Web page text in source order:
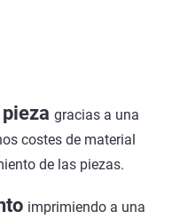
gracias a una
costes de material
de las piezas.
imprimiendo a una